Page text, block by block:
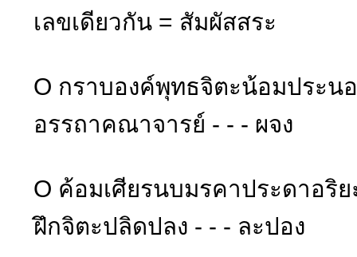
เลขเดียวกัน = สัมผัสสระ
O กราบองค์พุทธจิตะน้อมประน
อรรถาคณาจารย์ - - - ผจง
O ค้อมเศียรนบมรคาประดาอริ
ฝึกจิตะปลิดปลง - - - ละปอง